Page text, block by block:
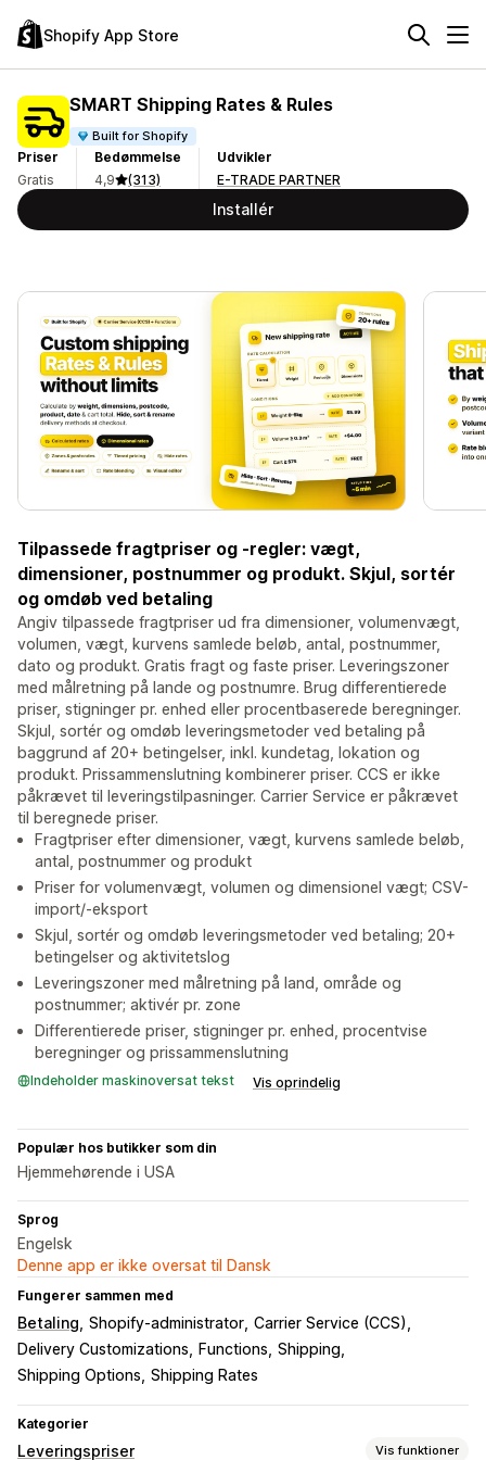
Shopify App Store
SMART Shipping Rates & Rules
Built for Shopify
Priser
Gratis
Bedømmelse
4,9
(313)
Udvikler
E-TRADE PARTNER
Installér
Tilpassede fragtpriser og -regler: vægt,
dimensioner, postnummer og produkt. Skjul, sortér
og omdøb ved betaling
Angiv tilpassede fragtpriser ud fra dimensioner, volumenvægt,
volumen, vægt, kurvens samlede beløb, antal, postnummer,
dato og produkt. Gratis fragt og faste priser. Leveringszoner
med målretning på lande og postnumre. Brug differentierede
priser, stigninger pr. enhed eller procentbaserede beregninger.
Skjul, sortér og omdøb leveringsmetoder ved betaling på
baggrund af 20+ betingelser, inkl. kundetag, lokation og
produkt. Prissammenslutning kombinerer priser. CCS er ikke
påkrævet til leveringstilpasninger. Carrier Service er påkrævet
til beregnede priser.
Fragtpriser efter dimensioner, vægt, kurvens samlede beløb,
antal, postnummer og produkt
Priser for volumenvægt, volumen og dimensionel vægt; CSV-
import/-eksport
Skjul, sortér og omdøb leveringsmetoder ved betaling; 20+
betingelser og aktivitetslog
Leveringszoner med målretning på land, område og
postnummer; aktivér pr. zone
Differentierede priser, stigninger pr. enhed, procentvise
beregninger og prissammenslutning
Indeholder maskinoversat tekst Vis oprindelig
Populær hos butikker som din
Hjemmehørende i USA
Sprog
Engelsk
Denne app er ikke oversat til Dansk
Fungerer sammen med
Betaling Shopify-administrator Carrier Service (CCS)
Delivery Customizations
Functions Shipping
Shipping Options Shipping Rates
Kategorier
Leveringspriser Vis funktioner